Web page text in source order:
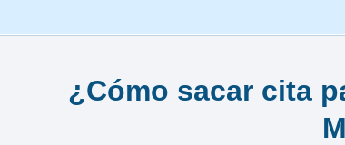
¿Cómo sacar cita